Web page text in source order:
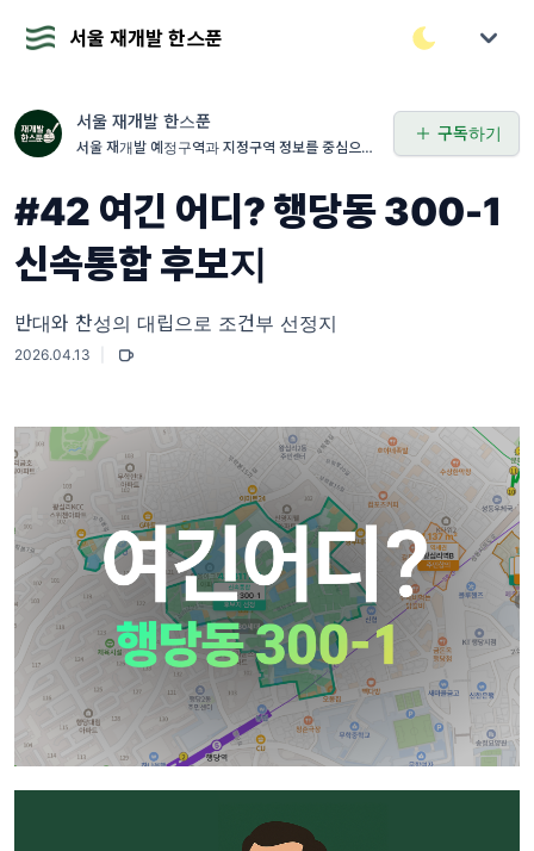
서울 재개발 한스푼
서울 재개발 한스푼
서울 재개발 예정구역과 지정구역 정보를 중심으로,
구독하기
#42 여긴 어디? 행당동 300-1
신속통합 후보지
반대와 찬성의 대립으로 조건부 선정지
2026.04.13